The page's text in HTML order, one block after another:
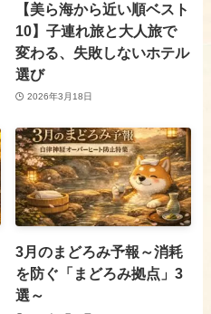
【美ら海から近い順ベスト
10】子連れ旅と大人旅で
変わる、失敗しないホテル
選び
2026年3月18日
3月のまどろみ予報～消耗
を防ぐ「まどろみ拠点」3
選～